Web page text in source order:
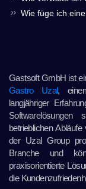
Wie füge ich
Gastsoft GmbH ist
Gastro Uzal,
langjähriger
betrieblichen
der Uzal Group
Branche und
praxisorientierte
die